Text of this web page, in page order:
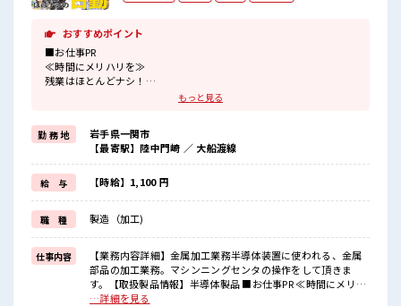
おすすめポイント
■お仕事PR
≪時間にメリハリを≫
残業はほとんどナシ！
場合によってはお願いすることもあります♪
派手過ぎなければ髪型や髪色自由♪
(規定有)≪ラクラク制服アリ≫
制服があるので、
毎日の服装の悩み解消♪
≪未経験でも活躍できる≫
新しいことにチャレンジするのは不安だけど、
しっかり働く環境が整っています！
イチからスキルUP・ステップUP目指していきましょう！
≪収入アップを目指せる≫
高時給だらけの派遣のお仕事です！
■職場の雰囲気
『少人数』だからコミュニケーションも取りやすい？
もっと見る
勤 務 地
岩手県一関市
【最寄駅】陸中門崎 ／ 大船渡線
給 与 【時給】1,100 円
職 種 製造（加工)
仕事内容
【業務内容詳細】金属加工業務半導体装置に使われる、金属
部品の加工業務。マシンニングセンタの操作をして頂きま
す。【取扱製品情報】半導体製品 ■お仕事PR ≪時間にメリハ
リを≫ 残業はほとんどナシ！ 場合によってはお願いすること
…詳細を見る